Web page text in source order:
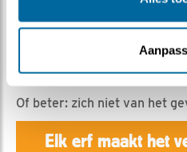
Klein maar
Geert | Geplaatst op 17
leuk| Bewaar dit filmpje|
Of beter: zich niet van het
Elk erf maakt het